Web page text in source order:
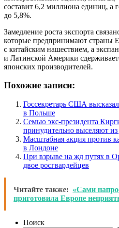
составит 6,2 миллиона единиц, а
до 5,8%.
Замедление роста экспорта
которые предпринимают
с китайским нашествием, а
и Латинской Америки
японских производителей.
Похожие записи:
Госсекретарь США
в Польше
Семью экс-президента
принудительно выселяют из
Масштабная акция против
в Лондоне
При взрыве на жд путях в
двое росгвардейцев
Читайте также: «Сами
приготовила Европе
Поиск